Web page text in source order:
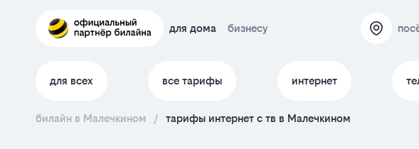
для дома бизнесу
для всех все тарифы интернет
билайн в Малечкином / тарифы интернет c тв в Малечкином